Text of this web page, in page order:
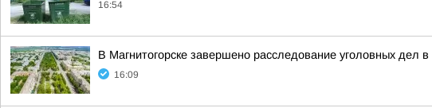
16:54
В Магнитогорске завершено расследование уголовных дел
16:09